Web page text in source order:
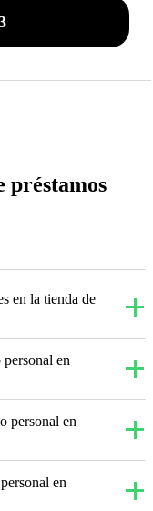
préstamos
en la tienda de
en
personal en
en